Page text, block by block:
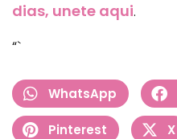
dias, unete aqui.
“`
WhatsApp
Pinterest X